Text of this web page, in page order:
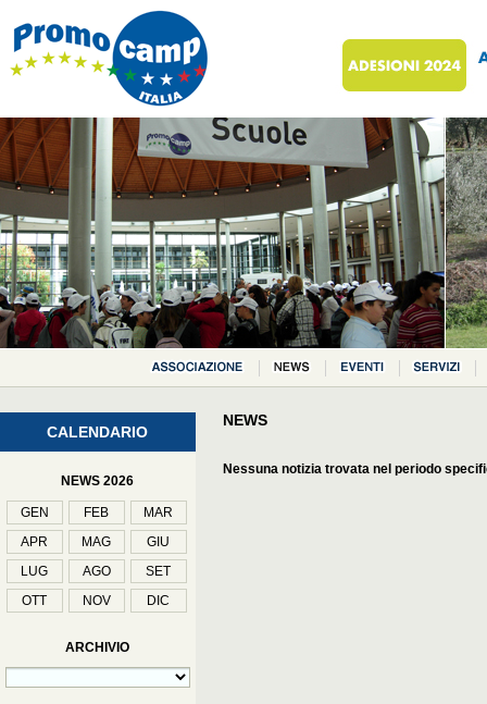
CALENDARIO
NEWS 2026
GEN FEB
MAR
APR
MAG
GIU
LUG
AGO
SET
OTT
NOV DIC
ARCHIVIO
NEWS
Nessuna notizia trovata nel periodo